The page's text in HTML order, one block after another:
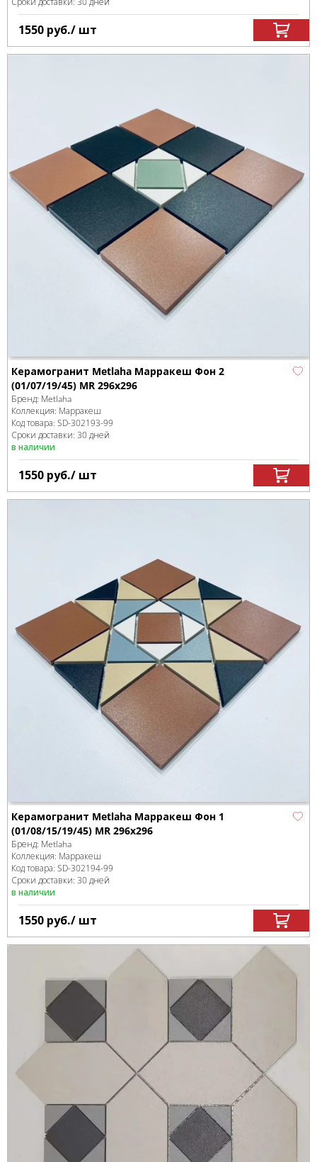
1550 руб./ шт
Керамогранит Metlaha Марракеш Фон 2
(01/07/19/45) MR 296х296
Бренд: Metlaha
Коллекция: Марракеш
Код товара: SD-302193-99
Сроки доставки: 30 дней
в наличии
1550 руб./ шт
Керамогранит Metlaha Марракеш Фон 1
(01/08/15/19/45) MR 296х296
Бренд: Metlaha
Коллекция: Марракеш
Код товара: SD-302194-99
Сроки доставки: 30 дней
в наличии
1550 руб./ шт